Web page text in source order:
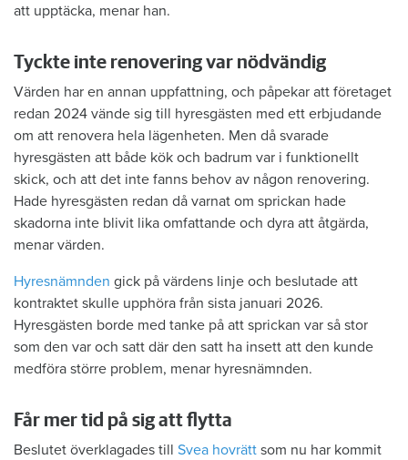
att upptäcka, menar han.
Tyckte inte renovering var nödvändig
Värden har en annan uppfattning, och påpekar att företaget
redan 2024 vände sig till hyresgästen med ett erbjudande
om att renovera hela lägenheten. Men då svarade
hyresgästen att både kök och badrum var i funktionellt
skick, och att det inte fanns behov av någon renovering.
Hade hyresgästen redan då varnat om sprickan hade
skadorna inte blivit lika omfattande och dyra att åtgärda,
menar värden.
Hyresnämnden gick på värdens linje och beslutade att
kontraktet skulle upphöra från sista januari 2026.
Hyresgästen borde med tanke på att sprickan var så stor
som den var och satt där den satt ha insett att den kunde
medföra större problem, menar hyresnämnden.
Får mer tid på sig att flytta
Beslutet överklagades till Svea hovrätt som nu har kommit